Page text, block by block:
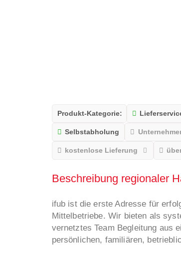
Produkt-Kategorie:
Selbstabholung
kostenlose Lieferung
Beschreibung regionaler
ifub ist die erste Adresse für
Mittelbetriebe. Wir bieten als
vernetztes Team Begleitung aus
persönlichen, familiären,